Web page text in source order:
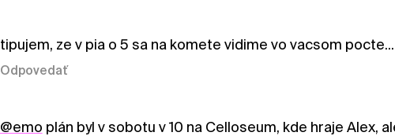
tipujem, ze v pia o 5 sa na komete vidime vo vacsom
Odpovedať
@emo plán byl v sobotu v 10 na Celloseum, kde hraje Alex,